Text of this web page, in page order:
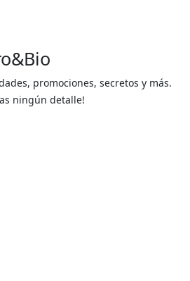
promociones, secretos y más.
ningún detalle!